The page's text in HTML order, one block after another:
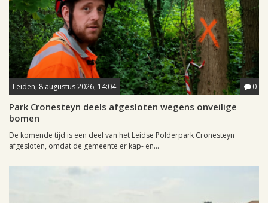
Leiden, 8 augustus 2026, 14:04 0
Park Cronesteyn deels afgesloten wegens onveilige
bomen
De komende tijd is een deel van het Leidse Polderpark Cronesteyn
afgesloten, omdat de gemeente er kap- en...